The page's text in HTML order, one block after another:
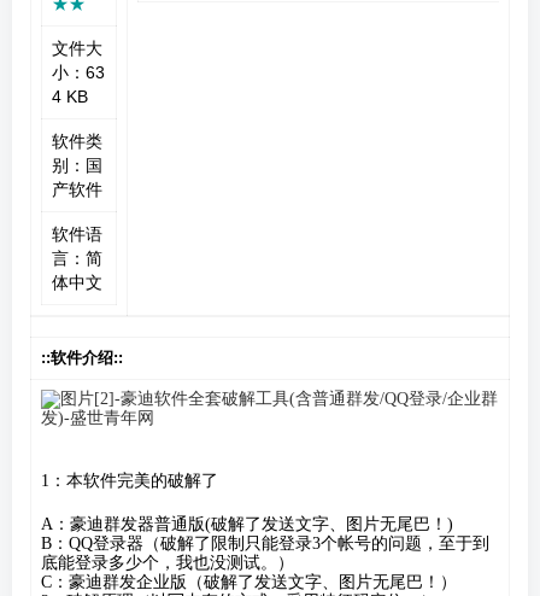
★★
文件大
小：63
4 KB
软件类
别：国
产软件
软件语
言：简
体中文
::软件介绍::
1：本软件完美的破解了
A：豪迪群发器普通版(破解了发送文字、图片无尾巴！)
B：QQ登录器（破解了限制只能登录3个帐号的问题，至于到
底能登录多少个，我也没测试。）
C：豪迪群发企业版（破解了发送文字、图片无尾巴！）